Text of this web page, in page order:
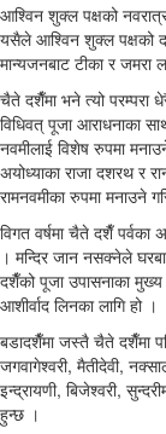
आश्विन शुक्ल पक्षको
यसैले आश्विन शुक्ल पक्षको
मान्यजनबाट टीका र जमरा
चैते दशैँमा भने त्यो परम्परा
विधिवत् पूजा आराधनाका
नवमीलाई विशेष रुपमा
अयोध्याका राजा दशरथ र
रामनवमीका रुपमा मनाउने
विगत वर्षमा चैते दशैँ
। मन्दिर जान नसक्नेले
दशैँको पूजा उपासनाका मुख्य
आशीर्वाद लिनका लागि हो ।
बडादशैँमा जस्तै चैते दशैँमा
जगवागेश्वरी, मैतीदेवी,
इन्द्रायणी, बिजेश्वरी,
हुन्छ ।